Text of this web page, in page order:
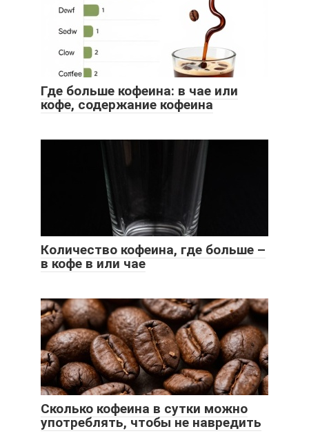
Где больше кофеина: в чае или
кофе, содержание кофеина
Количество кофеина, где больше –
в кофе в или чае
Сколько кофеина в сутки можно
употреблять, чтобы не навредить